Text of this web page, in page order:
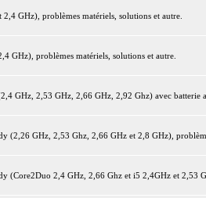
GHz), problèmes matériels, solutions et autre.
GHz), problèmes matériels, solutions et autre.
GHz, 2,53 GHz, 2,66 GHz, 2,92 Ghz) avec batterie
(2,26 GHz, 2,53 Ghz, 2,66 GHz et 2,8 GHz),
(Core2Duo 2,4 GHz, 2,66 Ghz et i5 2,4GHz et 2,53